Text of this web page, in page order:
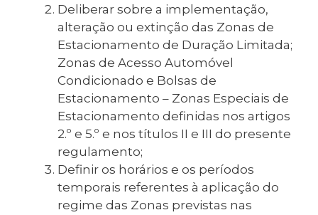
Deliberar sobre a implementação,
alteração ou extinção das Zonas de
Estacionamento de Duração Limitada;
Zonas de Acesso Automóvel
Condicionado e Bolsas de
Estacionamento – Zonas Especiais de
Estacionamento definidas nos artigos
2.º e 5.º e nos títulos II e III do presente
regulamento;
Definir os horários e os períodos
temporais referentes à aplicação do
regime das Zonas previstas nas